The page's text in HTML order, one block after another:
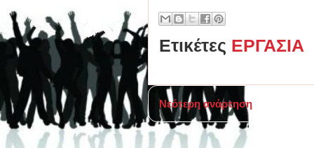
Ετικέτες ΕΡΓΑΣΙΑ
Νεότερη ανάρτηση